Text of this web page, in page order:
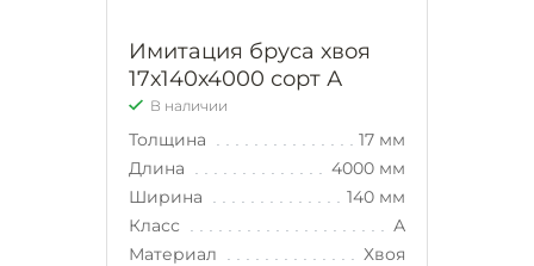
Имитация бруса хвоя
17х140х4000 сорт А
В наличии
Толщина
17 мм
Длина
4000 мм
Ширина
140 мм
Класс
А
Материал
Хвоя